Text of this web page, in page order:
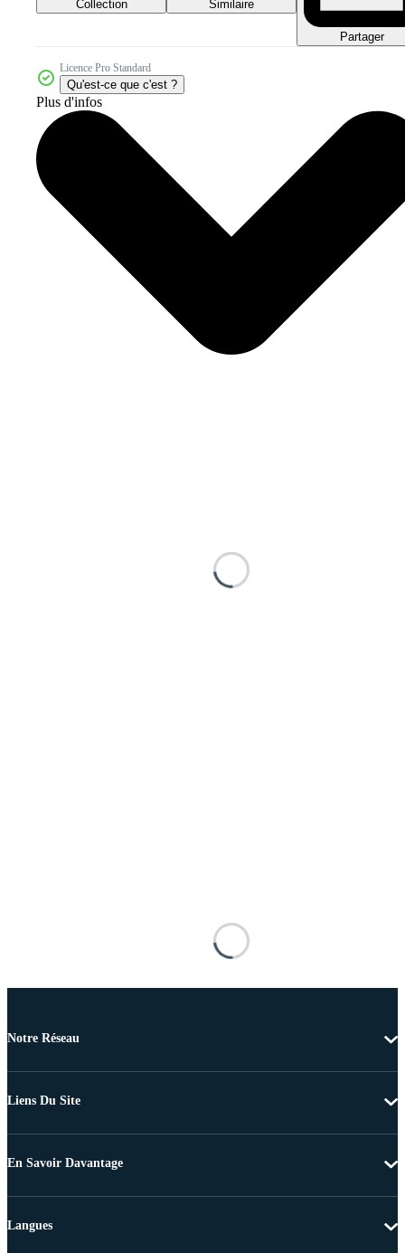
Collection Similaire
Partager
Licence Pro Standard
Qu'est-ce que c'est ?
Plus d'infos
Notre Réseau
Liens Du Site
En Savoir Davantage
Langues